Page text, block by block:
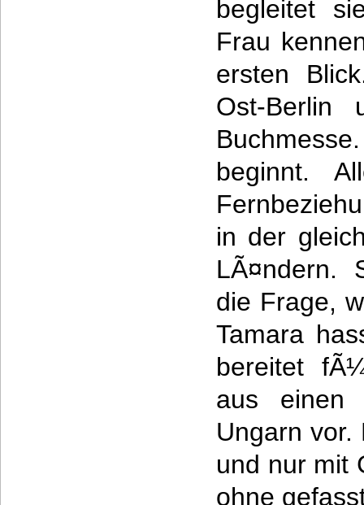
begleitet
Frau
ersten
Ost-Berlin
beginnt.
in der
LÃ¤ndern.
die Frage,
Tamara
bereitet
aus einen
Ungarn vor.
und nur mit
ohne